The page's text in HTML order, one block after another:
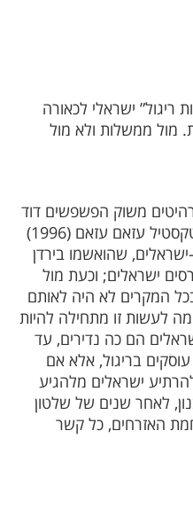
ריגול” ישראלי לכאורה
מול ממשלות ולא מול
משוק הפשפשים דוד
אוביץ (1992) והמכונאי איש הטקסטיל עזאם עזאם (1996)
שהואשמו בירדן
ישראלים; וכעת מול
המקרים לא היה לאותם
לעשות זו מתחילה להיות
הם כה נדירים, עד
בריגול, אלא אם
ישראלים מלהגיע
לאחר שנים של שלטון
האזרחים, כל קשר